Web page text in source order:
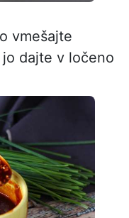
vmešajte
dajte v ločeno